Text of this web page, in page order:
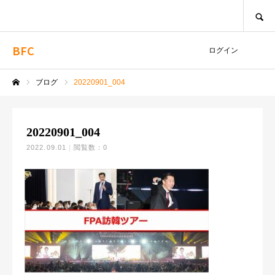
BFC ログイン
ブログ 20220901_004
20220901_004
2022.09.01 閲覧数：0